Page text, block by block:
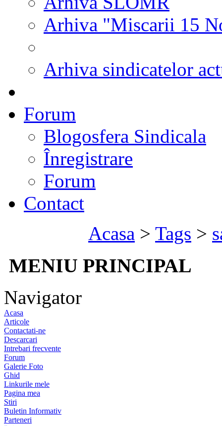
Arhiva "Miscarii 15
Arhiva sindicatelor
Forum
Blogosfera Sindicala
Înregistrare
Forum
Contact
Acasa > Tags >
MENIU PRINCIPAL
Navigator
Acasa
Articole
Contactati-ne
Descarcari
Intrebari frecvente
Forum
Galerie Foto
Ghid
Linkurile mele
Pagina mea
Stiri
Buletin Informativ
Parteneri